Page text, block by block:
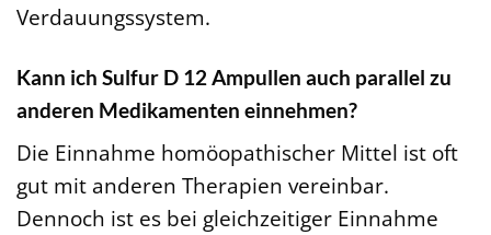
Verdauungssystem.
Kann ich Sulfur D 12 Ampullen auch parallel zu
anderen Medikamenten einnehmen?
Die Einnahme homöopathischer Mittel ist oft
gut mit anderen Therapien vereinbar.
Dennoch ist es bei gleichzeitiger Einnahme